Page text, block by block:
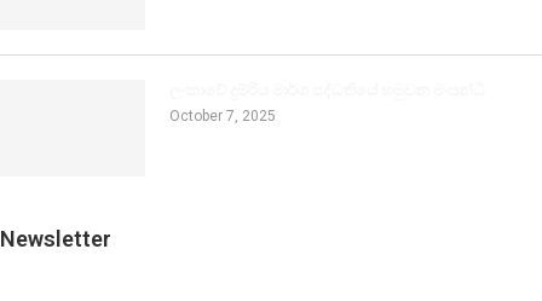
October 7, 2025
Newsletter